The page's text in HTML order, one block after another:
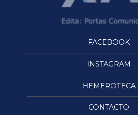
FACEBOOK
INSTAGRAM
HEMEROTECA
CONTACTO